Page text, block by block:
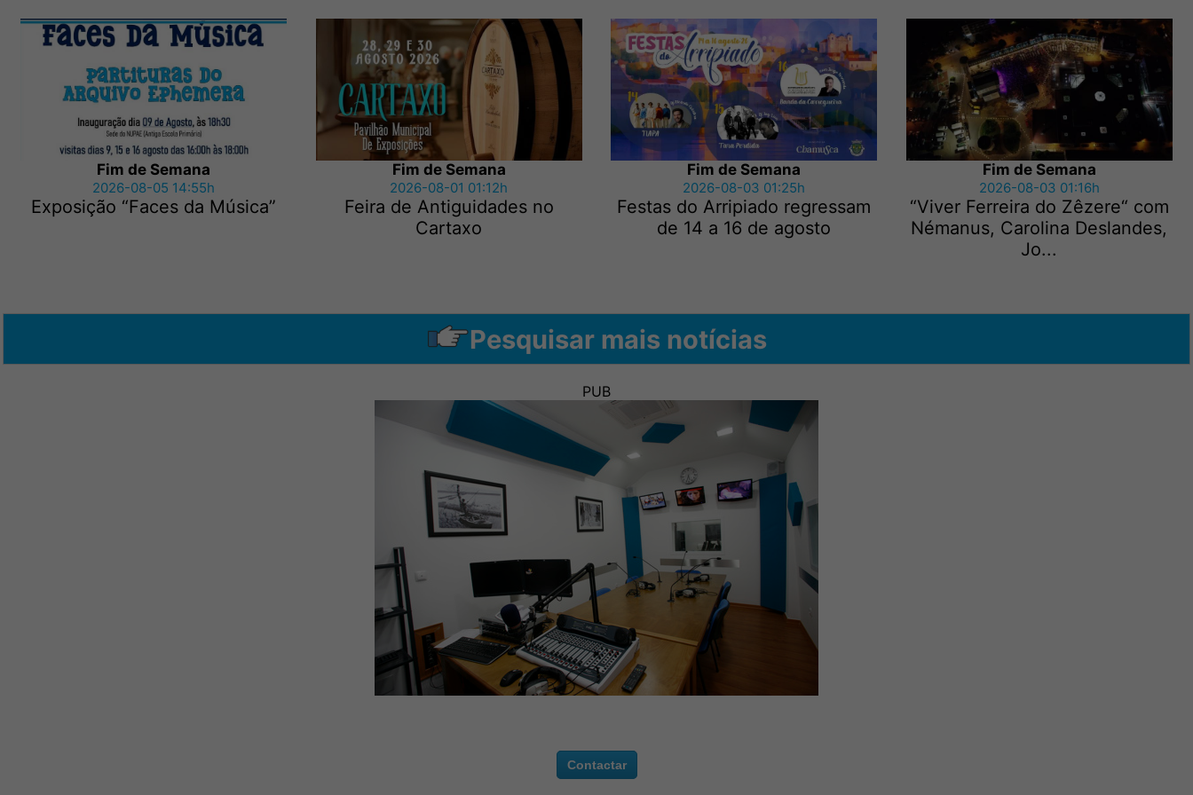
Fim de Semana
2026-08-05 14:55h
Exposição “Faces da Música”
Fim de Semana
2026-08-01 01:12h
Feira de Antiguidades no
Cartaxo
Fim de Semana
2026-08-03 01:25h
Festas do Arripiado regressam
de 14 a 16 de agosto
Fim de Semana
2026-08-03 01:16h
“Viver Ferreira do Zêzere“ com
Némanus, Carolina Deslandes,
Jo...
Pesquisar mais notícias
PUB
Contactar